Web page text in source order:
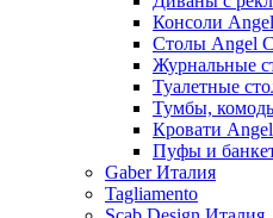
Консоли
Столы Angel
Журнальные
Туалетные
Тумбы,
Кровати
Пуфы и
Gaber Италия
Tagliamento